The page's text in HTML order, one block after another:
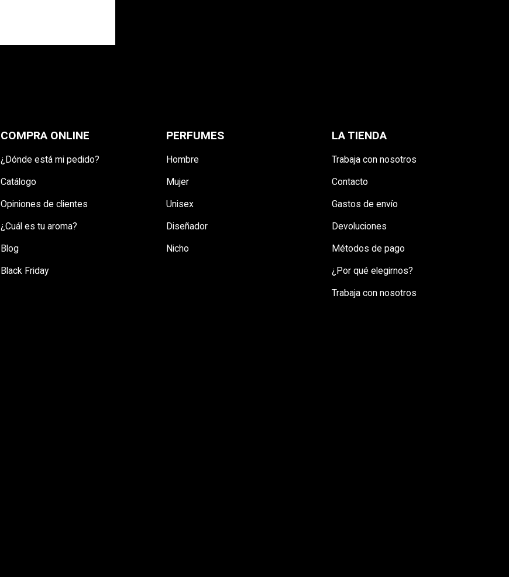
COMPRA ONLINE
¿Dónde está mi pedido?
Catálogo
Opiniones de clientes
¿Cuál es tu aroma?
Blog
Black Friday
PERFUMES
Hombre
Mujer
Unisex
Diseñador
Nicho
LA TIENDA
Trabaja con nosotros
Contacto
Gastos de envío
Devoluciones
Métodos de pago
¿Por qué elegirnos?
Trabaja con nosotros